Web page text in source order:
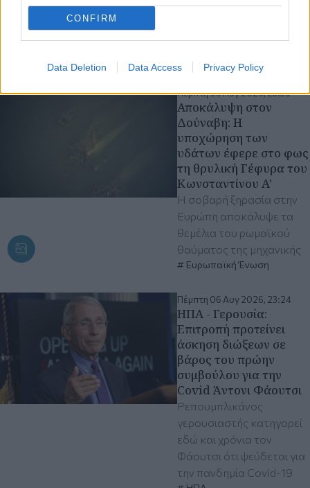
CONFIRM
Data Deletion Data Access Privacy Policy
Εξωτερικών χαρακτήρισε
απόφαση
Πέμπτη 06 Αυγ 2026, 23:36
Αποκάλυψη στον
Δούναβη: Η
υποχώρηση των
υδάτων έφερε στο φως
τη θρυλική Γέφυρα του
Κωνσταντίνου A'
Η σοβαρή ξηρασία στην
Ευρώπη αποκάλυψε τα
θεμέλια του ρωμαϊκού
θαύματος της μηχανικής
Ευρωπαϊκή Ένωση
Πέμπτη 06 Αυγ 2026, 23:24
ΗΠΑ - Γερουσία:
Επιτροπή προτείνει
άσκηση διώξεων σε
βάρος του πρώην
συμβούλου για την
Covid Άντονι Φάουτσι
Ρεπουμπλικάνος
γερουσιαστής κατηγορεί
εδώ και χρόνια τον
Φάουτσι ότι ψεύδεται για
την πανδημία Covid-19